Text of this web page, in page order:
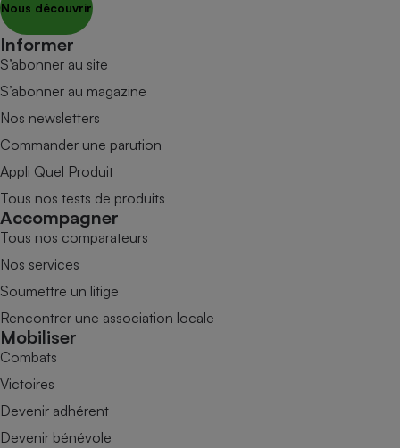
Nous découvrir
Informer
S’abonner au site
S’abonner au magazine
Nos newsletters
Commander une parution
Appli Quel Produit
Tous nos tests de produits
Accompagner
Tous nos comparateurs
Nos services
Soumettre un litige
Rencontrer une association locale
Mobiliser
Combats
Victoires
Devenir adhérent
Devenir bénévole